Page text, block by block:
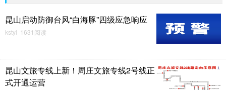
昆山启动防御台风“白海豚”四级应急响应
kstyl 1631阅读
昆山文旅专线上新！周庄文旅专线2号线正
式开通运营